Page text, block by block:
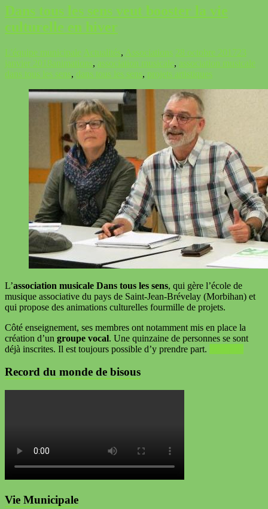
Dans tous les sens veut booster la vie
culturelle en hiver
L'équipe municipale Actualités, Associations 28 octobre 201723
janvier 2018animations, association musicale, association musicale
dans tous les sens, dans tous les sens, projets artistiques
L’association musicale Dans tous les sens, qui gère l’école de
musique associative du pays de Saint-Jean-Brévelay (Morbihan) et
qui propose des animations culturelles fourmille de projets.
Côté enseignement, ses membres ont notamment mis en place la
création d’un groupe vocal. Une quinzaine de personnes se sont
déjà inscrites. Il est toujours possible d’y prendre part.
Record du monde de bisous
Vie Municipale